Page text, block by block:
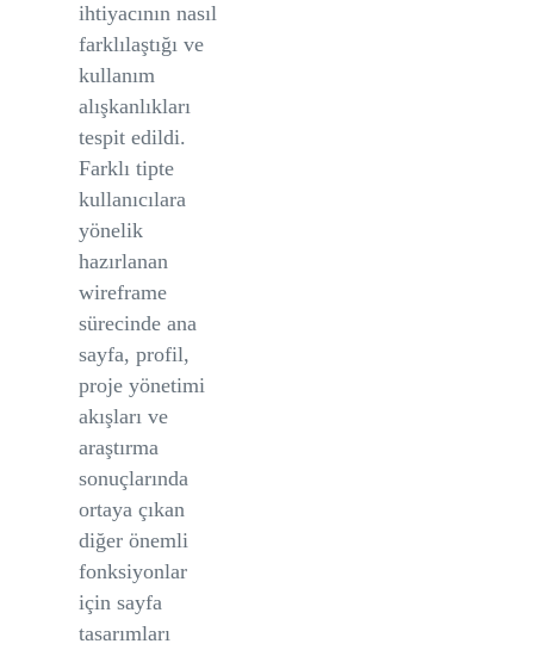
ihtiyacının nasıl
farklılaştığı ve
kullanım
alışkanlıkları
tespit edildi.
Farklı tipte
kullanıcılara
yönelik
hazırlanan
wireframe
sürecinde ana
sayfa, profil,
proje yönetimi
akışları ve
araştırma
sonuçlarında
ortaya çıkan
diğer önemli
fonksiyonlar
için sayfa
tasarımları